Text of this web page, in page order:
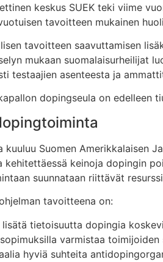
keskus SUEK teki viime
tavoitteen mukainen
tavoitteen saavuttamisen
mukaan suomalaisurheilijat
testaajien asenteesta ja
dopingseula on edelleen
kuuluu Suomen Amerikkalaisen
kehitettäessä keinoja dopingin
suunnataan riittävät
tavoitteena on:
lisätä tietoisuutta dopingia
varmistaa
hyviä suhteita